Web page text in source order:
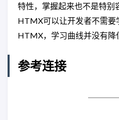
特性，掌握起来也不是特别
HTMX可以让开发者不需要
HTMX，学习曲线并没有降
参考连接